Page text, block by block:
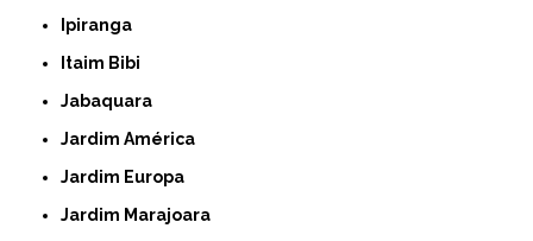
Ipiranga
Itaim Bibi
Jabaquara
Jardim América
Jardim Europa
Jardim Marajoara